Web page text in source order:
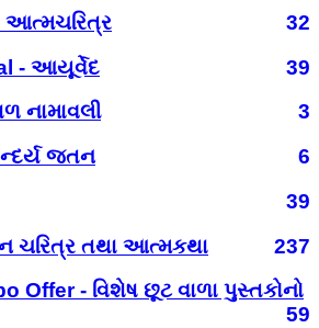
આત્મચરિત્ર
32
- આયૂર્વેદ
39
નામાવલી
3
જતન
6
39
ચરિત્ર તથા આત્મકથા
237
Offer - વિશેષ છૂટ વાળા પુસ્તકોનો
59